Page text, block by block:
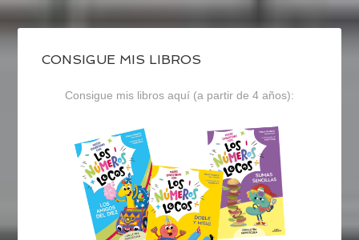
CONSIGUE MIS LIBROS
Consigue mis libros aquí (a partir de 4 años):